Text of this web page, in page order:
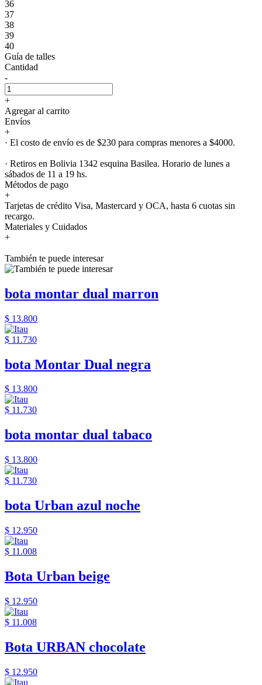
36
37
38
39
40
Guía de talles
Cantidad
-
+
Agregar al carrito
Envíos
+
· El costo de envío es de $230 para compras menores a $4000.
· Retiros en Bolivia 1342 esquina Basilea. Horario de lunes a
sábados de 11 a 19 hs.
Métodos de pago
+
Tarjetas de crédito Visa, Mastercard y OCA, hasta 6 cuotas sin
recargo.
Materiales y Cuidados
+
También te puede interesar
bota montar dual marron
$ 13.800
$ 11.730
bota Montar Dual negra
$ 13.800
$ 11.730
bota montar dual tabaco
$ 13.800
$ 11.730
bota Urban azul noche
$ 12.950
$ 11.008
Bota Urban beige
$ 12.950
$ 11.008
Bota URBAN chocolate
$ 12.950